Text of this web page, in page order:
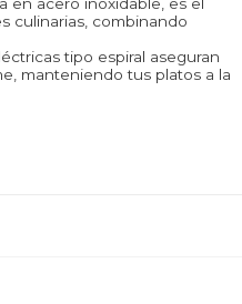
culinarias, combinando
tipo espiral aseguran
manteniendo tus platos a la